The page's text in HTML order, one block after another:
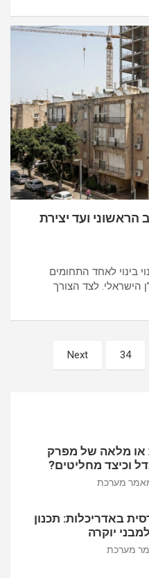
הראשוני ועד יצירת
בינוי לאחד התחומים
הישראלי. לצד הצורך
34
Next
או מלאה של מפרק
וכיצד מחליטים?
מערכת
באדריכלות: תכנון
יוקרה
מערכת